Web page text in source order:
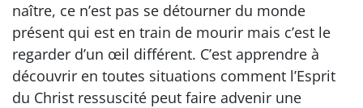
naître, ce n’est pas se détourner du monde
présent qui est en train de mourir mais c’est le
regarder d’un œil différent. C’est apprendre à
découvrir en toutes situations comment l’Esprit
du Christ ressuscité peut faire advenir une